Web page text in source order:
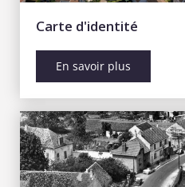
Carte d'identité
En savoir plus